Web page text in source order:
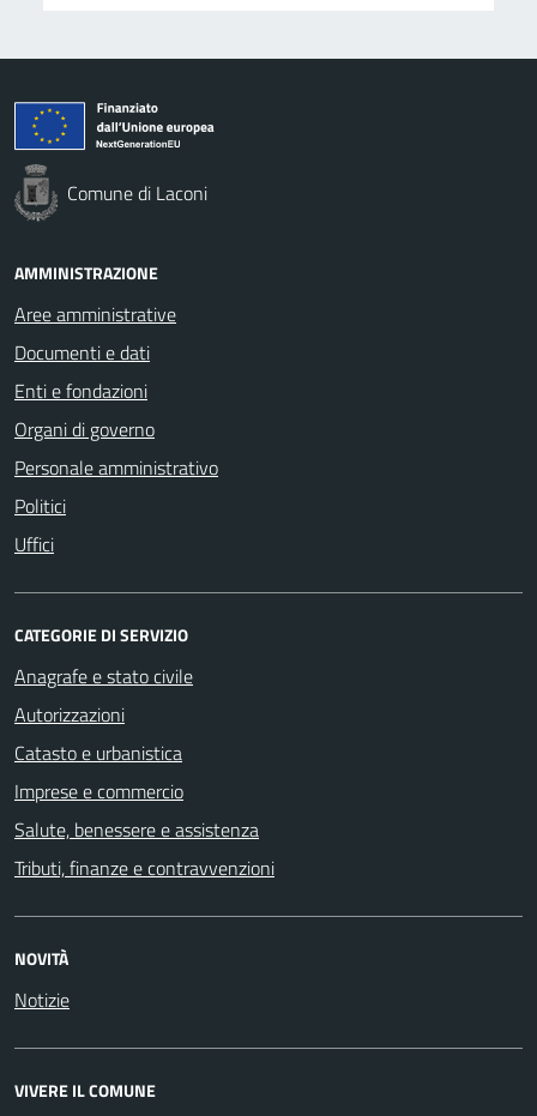
Comune di Laconi
AMMINISTRAZIONE
Aree amministrative
Documenti e dati
Enti e fondazioni
Organi di governo
Personale amministrativo
Politici
Uffici
CATEGORIE DI SERVIZIO
Anagrafe e stato civile
Autorizzazioni
Catasto e urbanistica
Imprese e commercio
Salute, benessere e assistenza
Tributi, finanze e contravvenzioni
NOVITÀ
Notizie
VIVERE IL COMUNE